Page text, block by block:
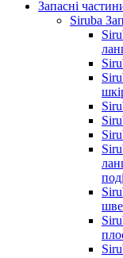
Запасні
Siruba